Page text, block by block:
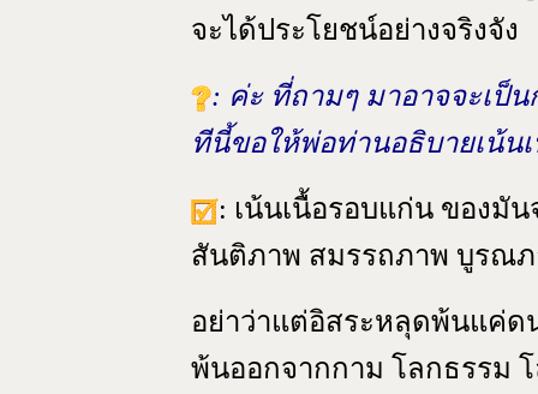
จะได้ประโยชน์อย่างจริงจัง
: ค่ะ ที่ถามๆ มาอาจจะเป็
ทีนี้ขอให้พ่อท่านอธิบายเน้น
: เน้นเนื้อรอบแก่น ของมั
สันติภาพ สมรรถภาพ บูรณ
อย่าว่าแต่อิสระหลุดพ้นแค่ด
พ้นออกจากกาม โลกธรรม